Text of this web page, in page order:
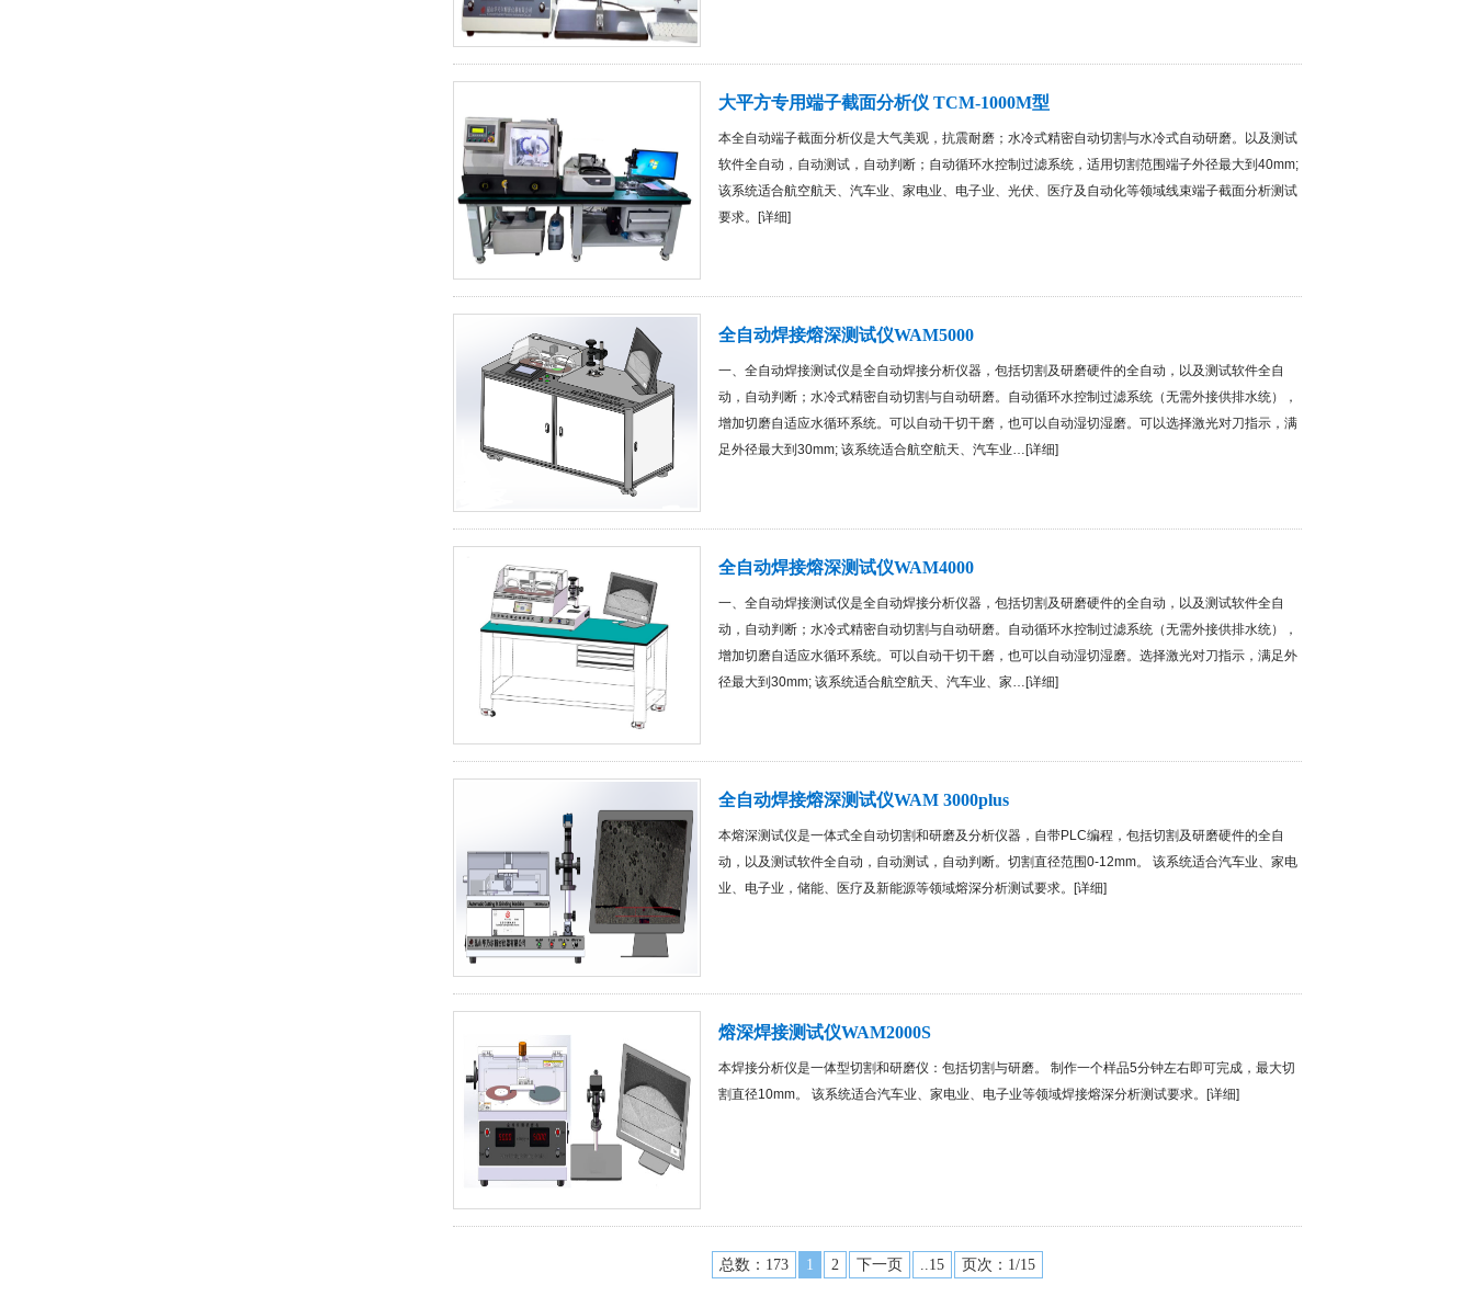
大平方专用端子截面分析仪 TCM-1000M型
本全自动端子截面分析仪是大气美观，抗震耐磨；水冷式精密自动切割与水冷式自动研磨。以及测试
软件全自动，自动测试，自动判断；自动循环水控制过滤系统，适用切割范围端子外径最大到40mm;
该系统适合航空航天、汽车业、家电业、电子业、光伏、医疗及自动化等领域线束端子截面分析测试
要求。[详细]
全自动焊接熔深测试仪WAM5000
一、全自动焊接测试仪是全自动焊接分析仪器，包括切割及研磨硬件的全自动，以及测试软件全自
动，自动判断；水冷式精密自动切割与自动研磨。自动循环水控制过滤系统（无需外接供排水统），
增加切磨自适应水循环系统。可以自动干切干磨，也可以自动湿切湿磨。可以选择激光对刀指示，满
足外径最大到30mm; 该系统适合航空航天、汽车业…[详细]
全自动焊接熔深测试仪WAM4000
一、全自动焊接测试仪是全自动焊接分析仪器，包括切割及研磨硬件的全自动，以及测试软件全自
动，自动判断；水冷式精密自动切割与自动研磨。自动循环水控制过滤系统（无需外接供排水统），
增加切磨自适应水循环系统。可以自动干切干磨，也可以自动湿切湿磨。选择激光对刀指示，满足外
径最大到30mm; 该系统适合航空航天、汽车业、家…[详细]
全自动焊接熔深测试仪WAM 3000plus
本熔深测试仪是一体式全自动切割和研磨及分析仪器，自带PLC编程，包括切割及研磨硬件的全自
动，以及测试软件全自动，自动测试，自动判断。切割直径范围0-12mm。 该系统适合汽车业、家电
业、电子业，储能、医疗及新能源等领域熔深分析测试要求。[详细]
熔深焊接测试仪WAM2000S
本焊接分析仪是一体型切割和研磨仪：包括切割与研磨。 制作一个样品5分钟左右即可完成，最大切
割直径10mm。 该系统适合汽车业、家电业、电子业等领域焊接熔深分析测试要求。[详细]
总数：173 1 2 下一页 ..15 页次：1/15